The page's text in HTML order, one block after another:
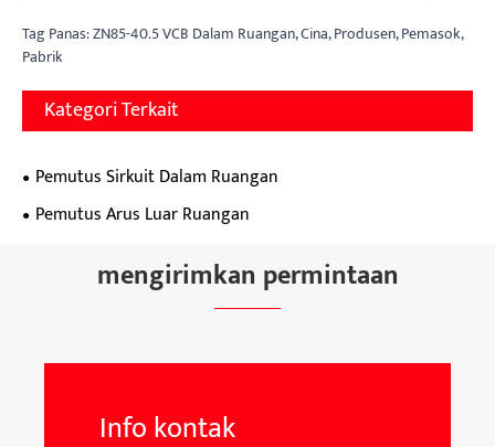
Tag Panas: ZN85-40.5 VCB Dalam Ruangan, Cina, Produsen, Pemasok,
Pabrik
Kategori Terkait
Pemutus Sirkuit Dalam Ruangan
Pemutus Arus Luar Ruangan
mengirimkan permintaan
Info kontak